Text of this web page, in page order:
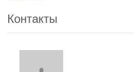
Контакты